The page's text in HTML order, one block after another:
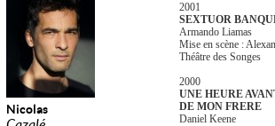
Nicolas
2001
SEXTUOR
Armando Liamas
Mise en scène :
Théâtre des Songes
2000
UNE HEURE
DE MON FRERE
Daniel Keene